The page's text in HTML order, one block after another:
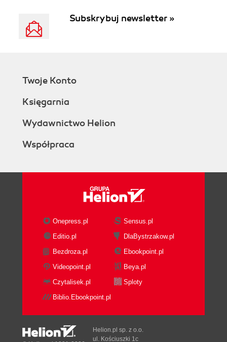
Subskrybuj newsletter »
Twoje Konto
Księgarnia
Wydawnictwo Helion
Współpraca
Onepress.pl
Sensus.pl
Editio.pl
DlaBystrzakow.pl
Bezdroza.pl
Ebookpoint.pl
Videopoint.pl
Beya.pl
Czytalisek.pl
Sploty
Biblio.Ebookpoint.pl
Helion.pl sp. z o.o.
ul. Kościuszki 1c